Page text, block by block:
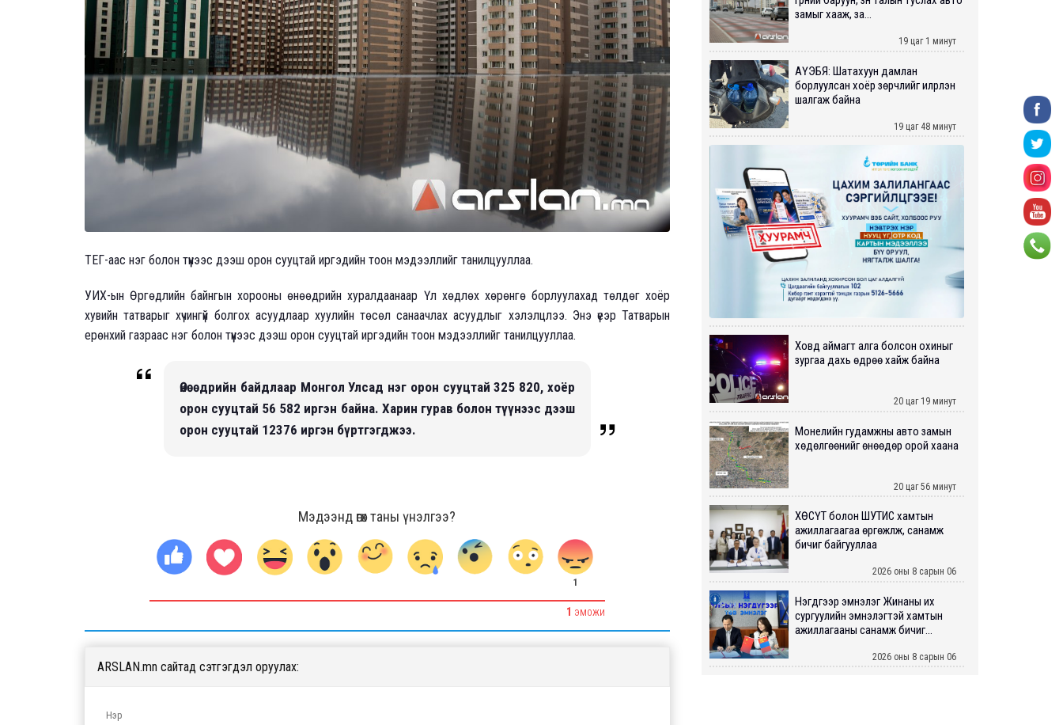
ТЕГ-аас нэг болон түүнээс дээш орон сууцтай иргэдийн тоон мэдээллийг танилцууллаа.
УИХ-ын Өргөдлийн байнгын хорооны өнөөдрийн хуралдаанаар Үл хөдлөх хөрөнгө борлуулахад төлдөг хоёр
хувийн татварыг хүчингүй болгох асуудлаар хуулийн төсөл санаачлах асуудлыг хэлэлцлээ. Энэ үеэр Татварын
ерөнхий газраас нэг болон түүнээс дээш орон сууцтай иргэдийн тоон мэдээллийг танилцууллаа.
Өнөөдрийн байдлаар Монгол Улсад нэг орон сууцтай 325 820, хоёр
орон сууцтай 56 582 иргэн байна. Харин гурав болон түүнээс дээш
орон сууцтай 12376 иргэн бүртгэгджээ.
Мэдээнд өгөх таны үнэлгээ?
1
1 ЭМОЖИ
ARSLAN.mn сайтад сэтгэгдэл оруулах:
замыг хааж, за...
19 цаг 1 минут
АҮЭБЯ: Шатахуун дамлан
борлуулсан хоёр зөрчлийг илрүүлэн
шалгаж байна
19 цаг 48 минут
Ховд аймагт алга болсон охиныг
зургаа дахь өдрөө хайж байна
20 цаг 19 минут
Монелийн гудамжны авто замын
хөдөлгөөнийг өнөөдөр орой хаана
20 цаг 56 минут
ХӨСҮТ болон ШУТИС хамтын
ажиллагаагаа өргөжүүлж, санамж
бичиг байгууллаа
2026 оны 8 сарын 06
Нэгдүгээр эмнэлэг Жинаны их
сургуулийн эмнэлэгтэй хамтын
ажиллагааны санамж бичиг...
2026 оны 8 сарын 06